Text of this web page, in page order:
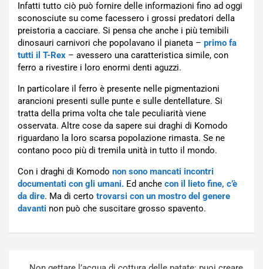
Infatti tutto ciò può fornire delle informazioni fino ad oggi
sconosciute su come facessero i grossi predatori della
preistoria a cacciare. Si pensa che anche i più temibili
dinosauri carnivori che popolavano il pianeta – primo fa
tutti il T-Rex – avessero una caratteristica simile, con
ferro a rivestire i loro enormi denti aguzzi.
In particolare il ferro è presente nelle pigmentazioni
arancioni presenti sulle punte e sulle dentellature. Si
tratta della prima volta che tale peculiarità viene
osservata. Altre cose da sapere sui draghi di Komodo
riguardano la loro scarsa popolazione rimasta. Se ne
contano poco più di tremila unità in tutto il mondo.
Con i draghi di Komodo non sono mancati incontri
documentati con gli umani. Ed anche con il lieto fine, c’è
da dire. Ma di certo trovarsi con un mostro del genere
davanti non può che suscitare grosso spavento.